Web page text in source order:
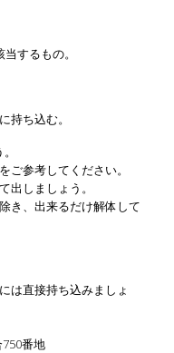
するもの。
持ち込む。
参考してください。
しましょう。
き、出来るだけ解体して
は直接持ち込みましょ
番地